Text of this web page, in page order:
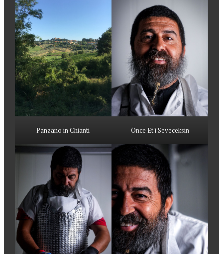
Panzano in Chianti Önce Et'i Seveceksin